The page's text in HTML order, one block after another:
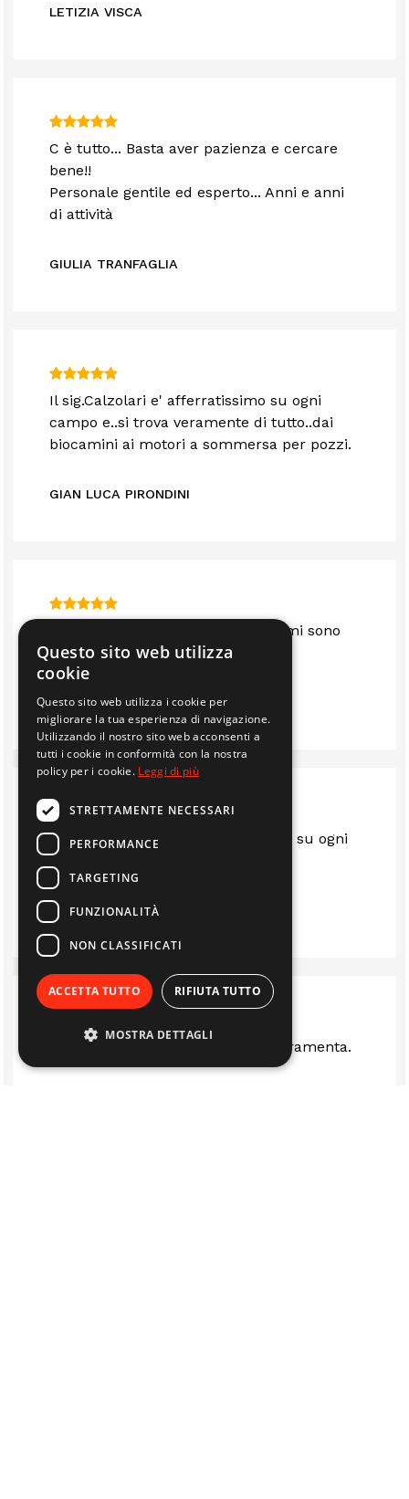
LETIZIA VISCA
C è tutto... Basta aver pazienza e cercare
bene!!
Personale gentile ed esperto... Anni e anni
di attività
GIULIA TRANFAGLIA
Il sig.Calzolari e' afferratissimo su ogni
campo e..si trova veramente di tutto..dai
biocamini ai motori a sommersa per pozzi.
GIAN LUCA PIRONDINI
Sono anni che mi servo da loro e mi sono
sempre trovato bene.. consigliato
IMMOBILIARE EDIL 2F S.R.L.
Sempre al top.. gentili e disponibili su ogni
questione
LUIS
Ottima rivenditi stufe camini e ferramenta.
Questo sito web utilizza
cookie
Questo sito web utilizza i cookie per
migliorare la tua esperienza di navigazione.
Utilizzando il nostro sito web acconsenti a
tutti i cookie in conformità con la nostra
policy per i cookie. Leggi di più
STRETTAMENTE NECESSARI
PERFORMANCE
TARGETING
FUNZIONALITÀ
NON CLASSIFICATI
ACCETTA TUTTO RIFIUTA TUTTO
MOSTRA DETTAGLI